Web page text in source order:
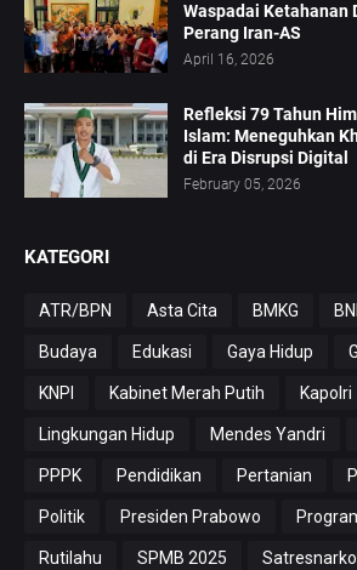
Waspadai Ketahanan
Perang Iran-AS
April 16, 2026
Refleksi 79 Tahun
Islam: Meneguhkan
di Era Disrupsi Digital
February 05, 2026
KATEGORI
ATR/BPN Asta Cita BMKG
Budaya Edukasi Gaya Hidup
KNPI Kabinet Merah Putih Kapolri
Lingkungan Hidup Mendes Yandri
PPPK Pendidikan Pertanian
Politik Presiden Prabowo
Rutilahu SPMB 2025